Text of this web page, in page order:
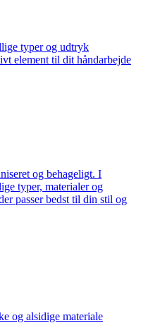
typer og udtryk
element til dit håndarbejde
og behageligt. I
typer, materialer og
passer bedst til din stil og
og alsidige materiale